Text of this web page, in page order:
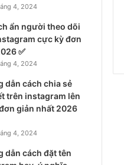
4, 2024
ẩn người theo dõi
cực kỳ đơn
✅
4, 2024
dẫn cách chia sẻ
trên instagram lên
giản nhất 2026
4, 2024
dẫn cách đặt tên